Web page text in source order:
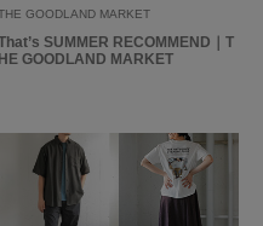
なった
2025.7.1
GOODLAND MARKET
SUMMER RECOMMEND｜T
HE GOODLAND MARKET